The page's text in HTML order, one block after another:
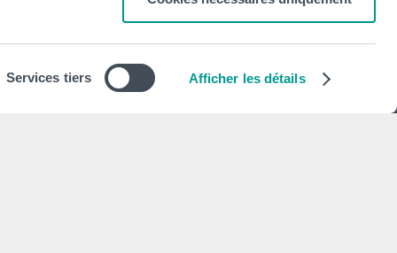
Services tiers Afficher les détails
S'abonner
Mentions légales